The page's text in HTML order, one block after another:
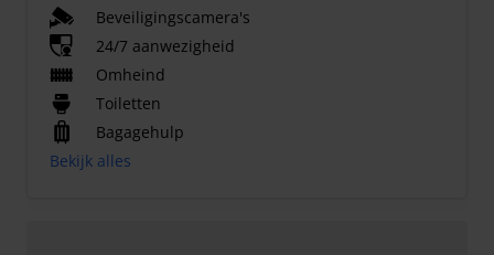
Beveiligingscamera's
24/7 aanwezigheid
Omheind
Toiletten
Bagagehulp
Bekijk alles